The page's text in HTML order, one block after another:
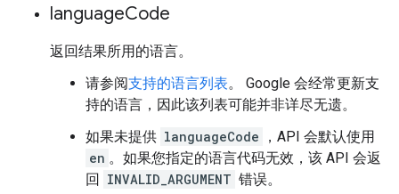
languageCode
返回结果所用的语言。
请参阅支持的语言列表。 Google 会经常更新支
持的语言，因此该列表可能并非详尽无遗。
如果未提供 languageCode
，API 会默认使用
en 。如果您指定的语言代码无效，该 API 会返
回 INVALID_ARGUMENT 错误。